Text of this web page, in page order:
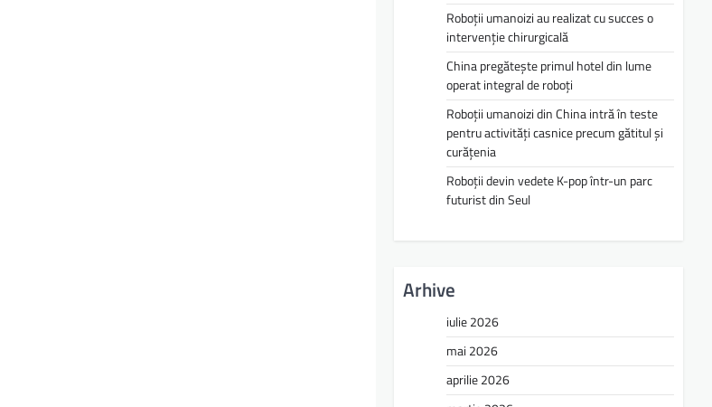
Roboții umanoizi au realizat cu succes o
intervenție chirurgicală
China pregătește primul hotel din lume
operat integral de roboți
Roboții umanoizi din China intră în teste
pentru activități casnice precum gătitul și
curățenia
Roboții devin vedete K-pop într-un parc
futurist din Seul
Arhive
iulie 2026
mai 2026
aprilie 2026